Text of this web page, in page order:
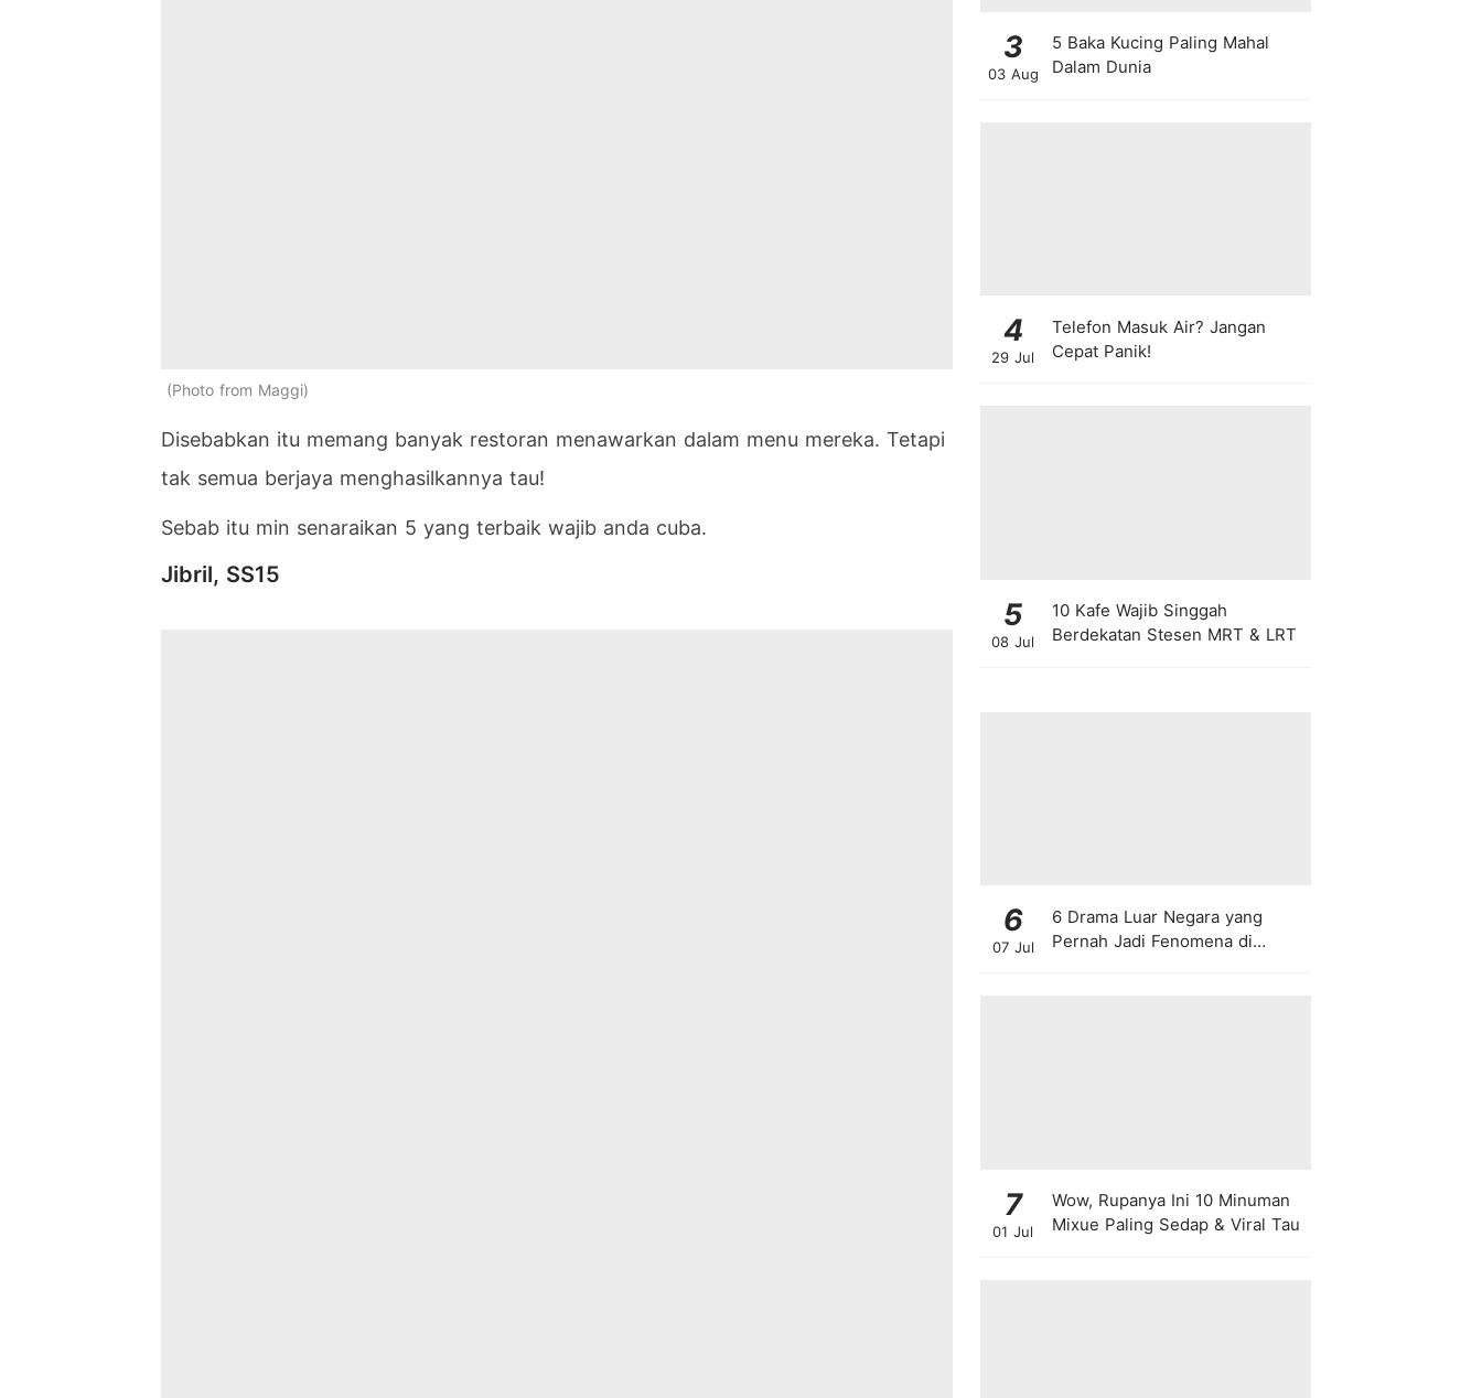
Photo from Maggi
Disebabkan itu memang banyak restoran menawarkan dalam menu mereka. Tetapi
tak semua berjaya menghasilkannya tau!
Sebab itu min senaraikan 5 yang terbaik wajib anda cuba.
Jibril, SS15
3
03 Aug
5 Baka Kucing Paling Mahal
Dalam Dunia
4
29 Jul
Telefon Masuk Air? Jangan
Cepat Panik!
5
08 Jul
10 Kafe Wajib Singgah
Berdekatan Stesen MRT & LRT
6
07 Jul
6 Drama Luar Negara yang
Pernah Jadi Fenomena di
7
01 Jul
Wow, Rupanya Ini 10 Minuman
Mixue Paling Sedap & Viral Tau